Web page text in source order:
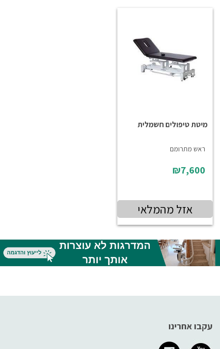
מיטת טיפולים חשמלית
ראש מתרומם
₪7,600
אזל מהמלאי
עקבו אחרינו